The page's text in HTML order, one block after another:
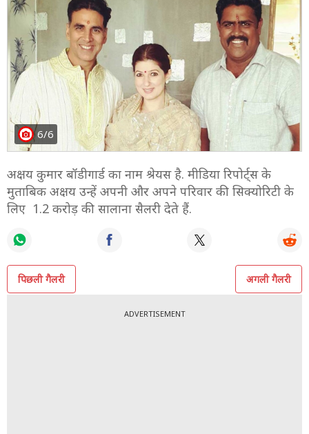
6/6
अक्षय कुमार बॉडीगार्ड का नाम श्रेयस है. मीडिया रिपोर्ट्स के
मुताबिक अक्षय उन्हें अपनी और अपने परिवार की सिक्योरिटी के
लिए 1.2 करोड़ की सालाना सैलरी देते हैं.
पिछली गैलरी अगली गैलरी
ADVERTISEMENT